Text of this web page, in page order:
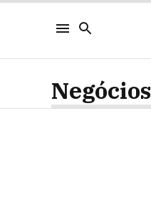
Negócios